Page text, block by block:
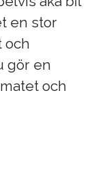
en stor
och
gör en
och